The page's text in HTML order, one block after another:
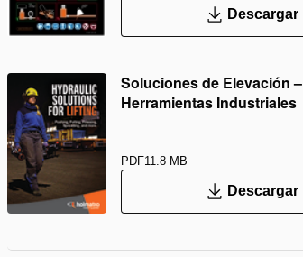
Descargar
Soluciones de Elevación –
Herramientas Industriales
PDF11.8 MB
Descargar